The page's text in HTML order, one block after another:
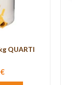
QUARTI